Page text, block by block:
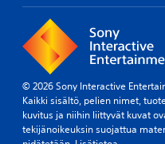
© 2026 Sony Interactive
Kaikki sisältö, pelien nimet,
kuvitus ja niihin liittyvät kuvat
tekijänoikeuksin suojattua